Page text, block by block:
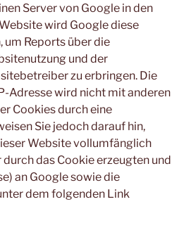
Server von Google in den
wird Google diese
um Reports über die
und der
zu erbringen. Die
Adresse wird nicht mit anderen
Cookies durch eine
Sie jedoch darauf hin,
Website vollumfänglich
das Cookie erzeugten und
an Google sowie die
dem folgenden Link